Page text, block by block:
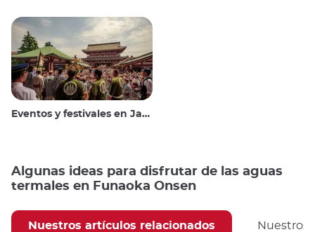
Eventos y festivales en Japón
Algunas ideas para disfrutar de las aguas
termales en Funaoka Onsen
Nuestros artículos relacionados Nuestros